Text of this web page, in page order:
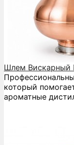
Шлем
который
ароматные